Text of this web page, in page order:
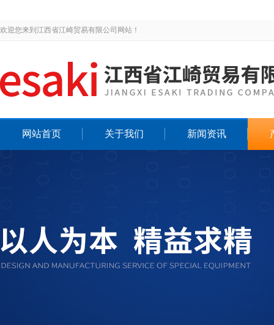
欢迎您来到江西省江崎贸易有限公司网站！
网站首页 关于我们 新闻资讯